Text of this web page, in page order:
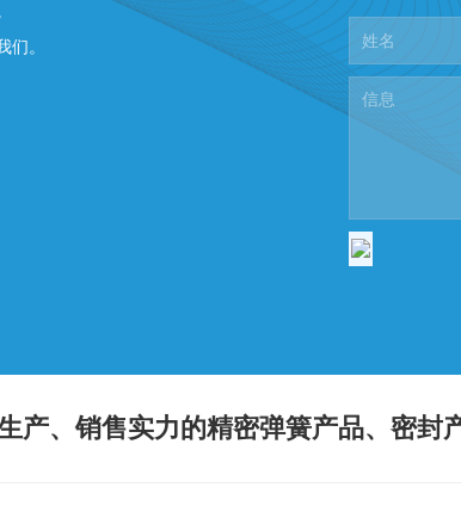
。
产、销售实力的精密弹簧产品、密封